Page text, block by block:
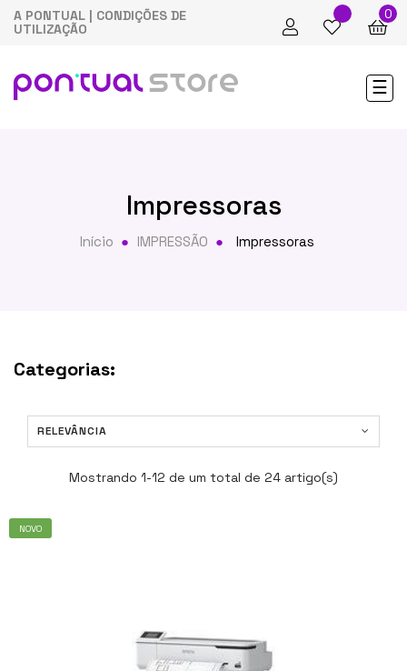
A PONTUAL | CONDIÇÕES DE
UTILIZAÇÃO
0
☰
Impressoras
Início IMPRESSÃO Impressoras
Categorias:
RELEVÂNCIA
Mostrando 1-12 de um total de 24 artigo(s)
NOVO